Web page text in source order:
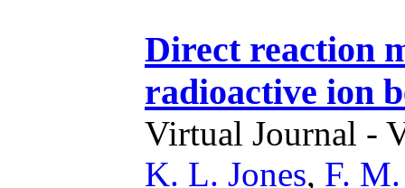
Direct reaction
radioactive ion
Virtual Journal -
K. L. Jones, F.